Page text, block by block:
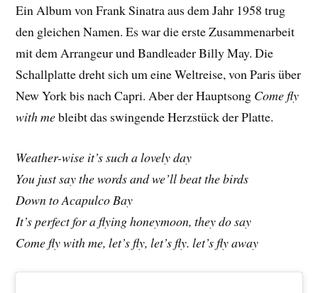
Ein Album von Frank Sinatra aus dem Jahr 1958 trug
den gleichen Namen. Es war die erste Zusammenarbeit
mit dem Arrangeur und Bandleader Billy May. Die
Schallplatte dreht sich um eine Weltreise, von Paris über
New York bis nach Capri. Aber der Hauptsong Come fly
with mebleibt das swingende Herzstück der Platte.
Weather-wise it’s such a lovely day
You just say the words and we’ll beat the birds
Down to Acapulco Bay
It’s perfect for a flying honeymoon, they do say
Come fly with me, let’s fly, let’s fly. let’s fly away